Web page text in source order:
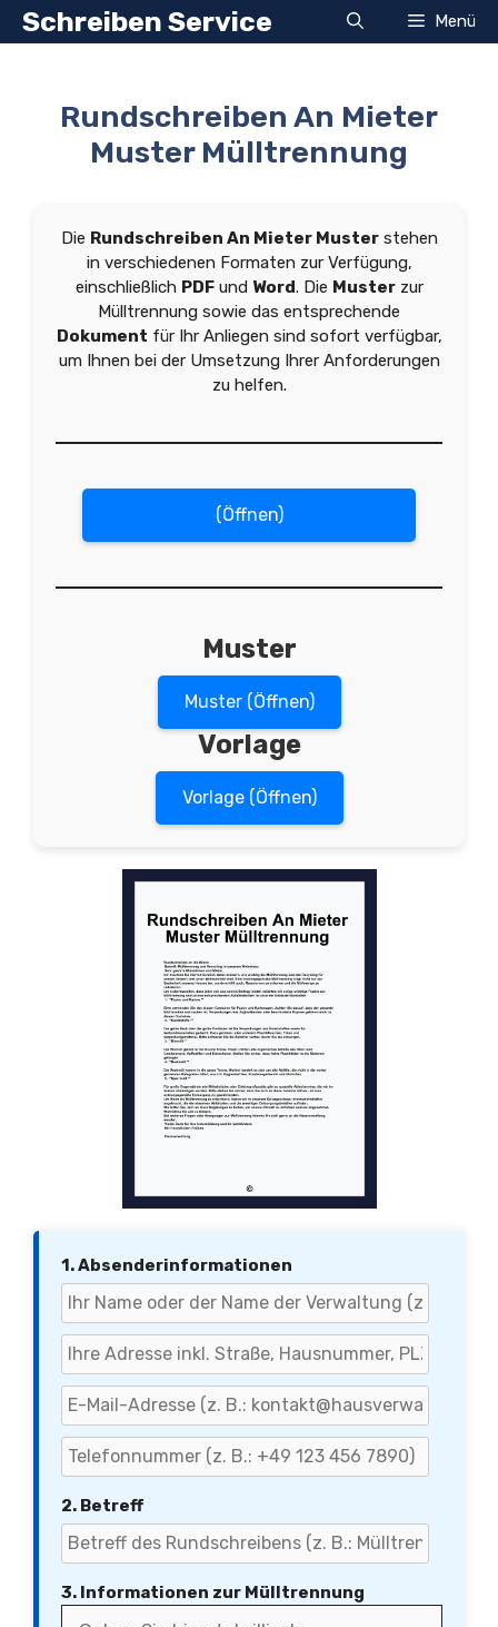
Zum
InhaltSchreiben Service Menü
Rundschreiben An Mieter
Muster Mülltrennung
Die Rundschreiben An Mieter Musterstehen
in verschiedenen Formaten zur Verfügung,
einschließlich PDFund Word. Die Musterzur
Mülltrennung sowie das entsprechende
Dokument für Ihr Anliegen sind sofort verfügbar,
um Ihnen bei der Umsetzung Ihrer Anforderungen
zu helfen.
(Öffnen)
Muster
Muster (Öffnen)
Vorlage
Vorlage (Öffnen)
1. Absenderinformationen
2. Betreff
3. Informationen zur Mülltrennung